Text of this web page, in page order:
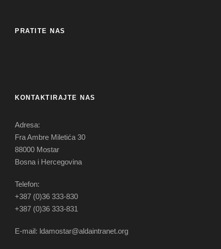
PRATITE NAS
KONTAKTIRAJTE NAS
Adresa:
Fra Ambre Miletića 30
88000 Mostar
Bosna i Hercegovina
Telefon:
+387 (0)36 333-830
+387 (0)36 333-831
E-mail: ldamostar@aldaintranet.org